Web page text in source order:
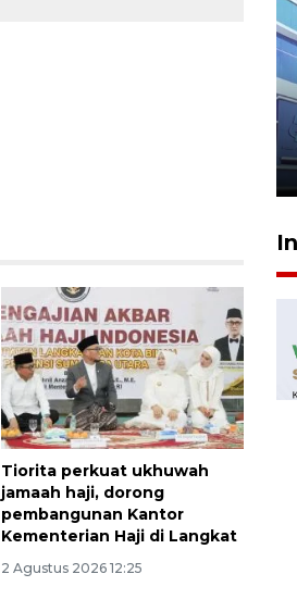
Tiorita perkuat ukhuwah
jamaah haji, dorong
pembangunan Kantor
Kementerian Haji di Langkat
2 Agustus 2026 12:25